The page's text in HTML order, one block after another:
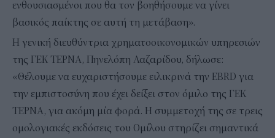
ενθουσιασμένοι που θα τον βοηθήσουμε να γίνει
βασικός παίκτης σε αυτή τη μετάβαση».
Η γενική διευθύντρια χρηματοοικονομικών υπηρεσιών
της ΓΕΚ ΤΕΡΝΑ, Πηνελόπη Λαζαρίδου, δήλωσε:
«Θέλουμε να ευχαριστήσουμε ειλικρινά την EBRD για
την εμπιστοσύνη που έχει δείξει στον όμιλο της ΓΕΚ
ΤΕΡΝΑ, για ακόμη μία φορά. Η συμμετοχή της σε τρεις
ομολογιακές εκδόσεις του Ομίλου στηρίζει σημαντικά